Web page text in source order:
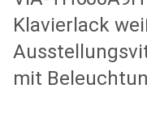
Klavierlack
mit